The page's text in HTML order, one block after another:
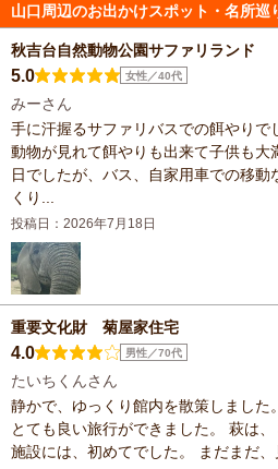
山口周辺のお出かけスポット・名所巡
秋吉台自然動物公園サファリランド
5.0 女性／40代
みーさん
手に汗握るサファリバスでの餌やりで
動物が見れて餌やりも出来て子供も大
日でしたが、バス、自家用車での移動
くり...
投稿日：2026年7月18日
重要文化財 菊屋家住宅
4.0 男性／70代
たいちくんさん
静かで、ゆっくり館内を散策しました
とても良い旅行ができました。 萩は
施設には、初めてでした。 まだまだ、